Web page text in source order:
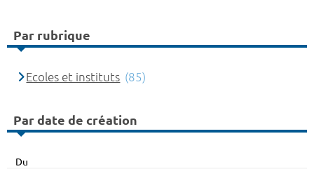
Par rubrique
Ecoles et instituts (85)
Par date de création
Du